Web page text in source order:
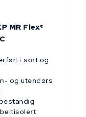
MR Flex®
i sort og
og utendørs